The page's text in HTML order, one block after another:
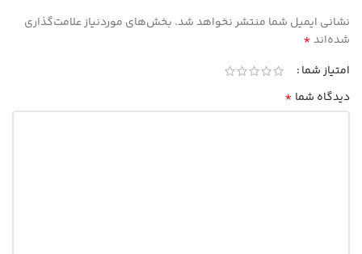
نشانی ایمیل شما منتشر نخواهد شد. بخش‌های موردنیاز علامت‌گذاری
شده‌اند*
امتیاز شما
دیدگاه شما *